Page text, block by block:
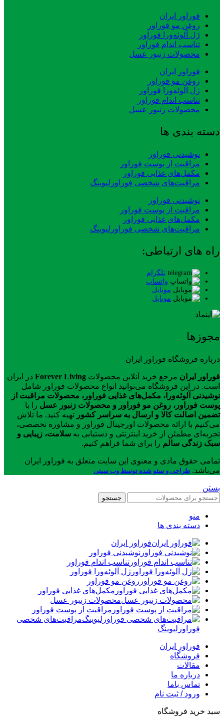
فوراور ایران
روغن مو فوراور
ژل آلوئه‌ورا فوراور
تناسب اندام فوراور
محصولات زنبور عسل
فوراور ایران
روغن مو فوراور
ژل آلوئه‌ورا فوراور
تناسب اندام فوراور
محصولات زنبور عسل
دسته بندی ها
نوشیدنی فوراور
مراقبت از پوست فوراور
مکمل‌های غذایی فوراور
مراقبت‌های شخصی فوراورلیوینگ
نوشیدنی فوراور
مراقبت از پوست فوراور
مکمل‌های غذایی فوراور
مراقبت‌های شخصی فوراورلیوینگ
راه های ارتباطی:
تلگرام
واتساپ
موبایل
موبایل
مجوزها
درباره فروشگاه فوراور ایران
فوراور ایران مرجع خرید آنلاین محصولات Forever Living در ایران
است. در این فروشگاه می‌توانید انواع محصولات فوراور شامل
نوشیدنی آلوئه‌ورا، مکمل‌های غذایی فوراور، محصولات مراقبت از
پوست فوراور، روغن مو فوراور و محصولات زنبور عسل را با
تضمین اصالت کالا و ارسال به سراسر کشور تهیه کنید. ما تلاش
می‌کنیم با ارائه محصولات اورجینال فوراور و مشاوره تخصصی،
تجربه‌ای مطمئن از خرید اینترنتی و دستیابی به سلامت، زیبایی و
سبک زندگی سالم را برای شما فراهم کنیم.
تمامی حقوق مادی و معنوی این سایت متعلق به فوراور ایران
می‌باشد. طراحی و سئو شده توسط وب سیتی
بستن
جستجو
منو
دسته بندی ها
فوراور ایران
نوشیدنی فوراور
تناسب اندام فوراور
ژل آلوئه‌ورا فوراور
روغن مو فوراور
مکمل‌های غذایی فوراور
محصولات زنبور عسل
مراقبت از پوست فوراور
مراقبت‌های شخصی
فوراورلیوینگ
فوراور ایران
فروشگاه
مقالات
درباره ما
تماس باما
ورود / ثبت نام
سبد خرید فروشگاه